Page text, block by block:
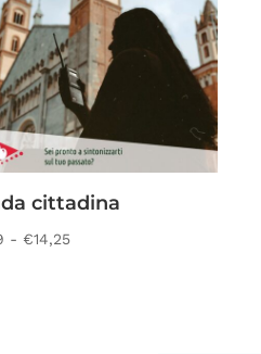
cittadina
- €14,25Fascia